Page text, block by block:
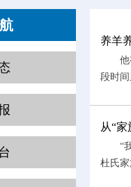
养羊
他有
段时
从“
“我
杜氏